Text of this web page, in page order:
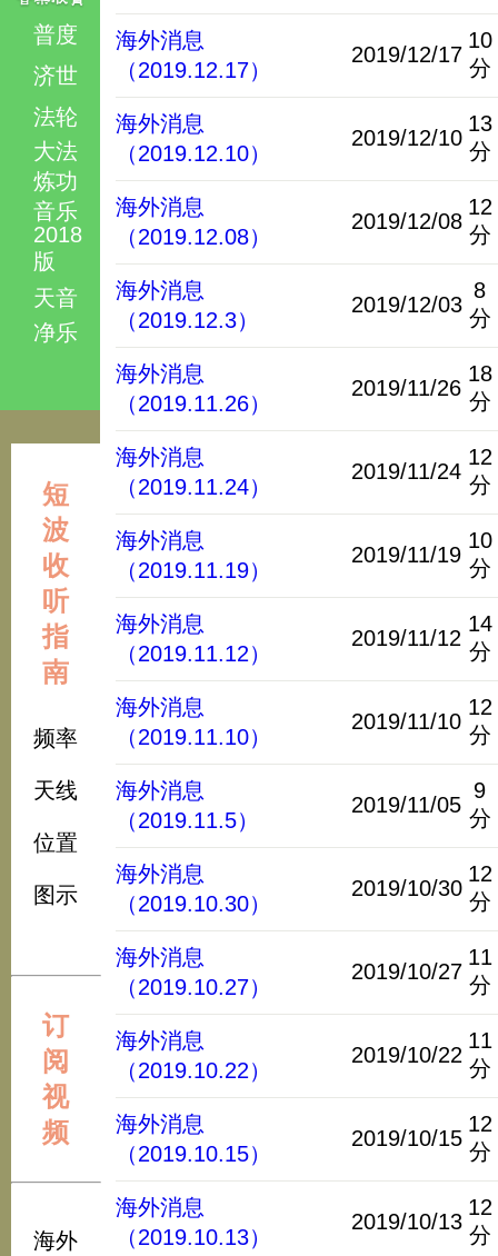
普度
济世
法轮
大法
炼功
音乐
2018
版
天音
净乐
短
波
收
听
指
南
频率
天线
位置
图示
订
阅
视
频
海外
海外消息
（2019.12.17）
2019/12/17
10
分
海外消息
（2019.12.10）
2019/12/10
13
分
海外消息
（2019.12.08）
2019/12/08
12
分
海外消息
（2019.12.3）
2019/12/03
8
分
海外消息
（2019.11.26）
2019/11/26
18
分
海外消息
（2019.11.24）
2019/11/24
12
分
海外消息
（2019.11.19）
2019/11/19
10
分
海外消息
（2019.11.12）
2019/11/12
14
分
海外消息
（2019.11.10）
2019/11/10
12
分
海外消息
（2019.11.5）
2019/11/05
9
分
海外消息
（2019.10.30）
2019/10/30
12
分
海外消息
（2019.10.27）
2019/10/27
11
分
海外消息
（2019.10.22）
2019/10/22
11
分
海外消息
（2019.10.15）
2019/10/15
12
分
海外消息
（2019.10.13）
2019/10/13
12
分